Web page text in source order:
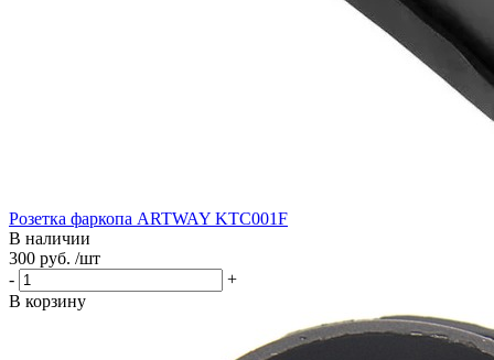
Розетка фаркопа ARTWAY KTC001F
В наличии
300 руб. /шт
-
+
В корзину